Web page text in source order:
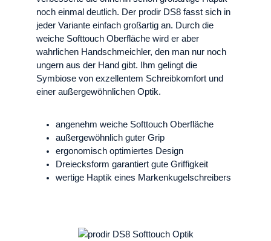
noch einmal deutlich. Der prodir DS8 fasst sich in
jeder Variante einfach großartig an. Durch die
weiche Softtouch Oberfläche wird er aber
wahrlichen Handschmeichler, den man nur noch
ungern aus der Hand gibt. Ihm gelingt die
Symbiose von exzellentem Schreibkomfort und
einer außergewöhnlichen Optik.
angenehm weiche Softtouch Oberfläche
außergewöhnlich guter Grip
ergonomisch optimiertes Design
Dreiecksform garantiert gute Griffigkeit
wertige Haptik eines Markenkugelschreibers